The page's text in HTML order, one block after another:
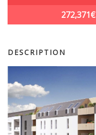
272,371€
DESCRIPTION